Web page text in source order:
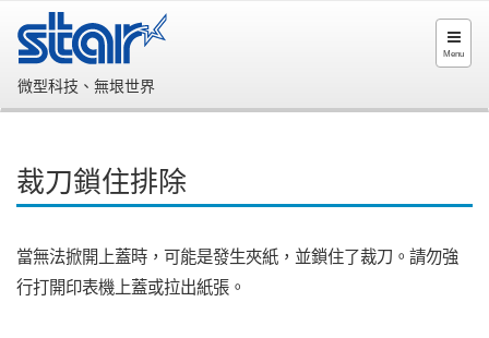
微型科技、無垠世界
Menu
裁刀鎖住排除
當無法掀開上蓋時，可能是發生夾紙，並鎖住了裁刀。請勿強
行打開印表機上蓋或拉出紙張。